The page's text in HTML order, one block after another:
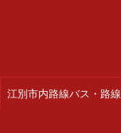
江別市内路線バス・路線